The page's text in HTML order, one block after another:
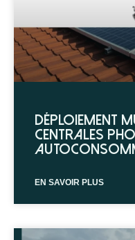
Déploiement
centrales
EN SAVOIR PLUS